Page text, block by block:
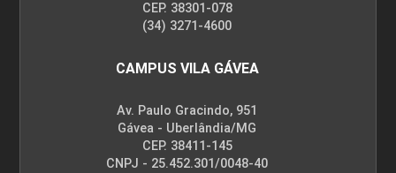
CEP. 38301-078
(34) 3271-4600
CAMPUS VILA GÁVEA
Av. Paulo Gracindo, 951
Gávea - Uberlândia/MG
CEP. 38411-145
CNPJ - 25.452.301/0048-40